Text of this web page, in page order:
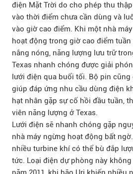
điện Mặt Trời do cho phép thu
vào thời điểm chưa cần dùng và
vào giờ cao điểm. Khi một nhà
hoạt động trong giờ cao điểm
nắng nóng, năng lượng lưu trữ
Texas nhanh chóng được giải
lưới điện qua buổi tối. Bộ pin
giúp đáp ứng nhu cầu dùng điện
hạt nhân gặp sự cố hồi đầu tuần,
viên năng lượng ở Texas.
Lưới điện sẽ nhanh chóng gặp
nhà máy ngừng hoạt động bất
nhiều turbine khí có thể bù đắp
tức. Loại điện dự phòng này không